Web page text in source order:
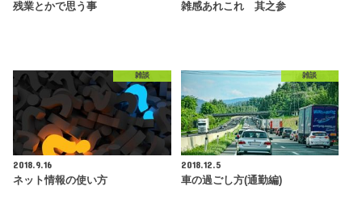
残業とかで思う事
雑感あれこれ 其之参
雑談
2018.9.16
ネット情報の使い方
雑談
2018.12.5
車の過ごし方(通勤編)